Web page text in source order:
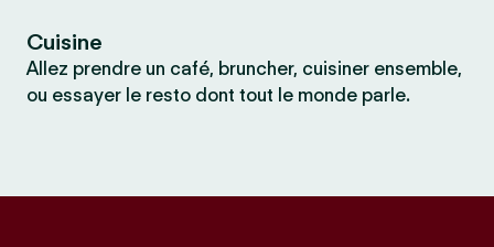
Cuisine
Allez prendre un café, bruncher, cuisiner ensemble,
ou essayer le resto dont tout le monde parle.